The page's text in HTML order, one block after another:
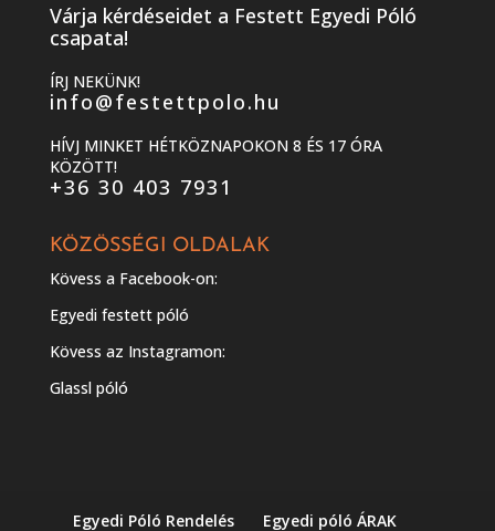
Várja kérdéseidet a Festett Egyedi Póló
csapata!
ÍRJ NEKÜNK!
info@festettpolo.hu
HÍVJ MINKET HÉTKÖZNAPOKON 8 ÉS 17 ÓRA
KÖZÖTT!
+36 30 403 7931
KÖZÖSSÉGI OLDALAK
Kövess a Facebook-on:
Egyedi festett póló
Kövess az Instagramon:
Glassl póló
Egyedi Póló Rendelés Egyedi póló ÁRAK